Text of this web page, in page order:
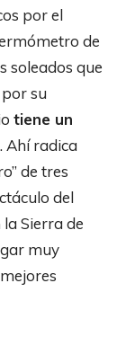
por el
de
soleados que
su
tiene un
. Ahí radica
de tres
del
Sierra de
muy